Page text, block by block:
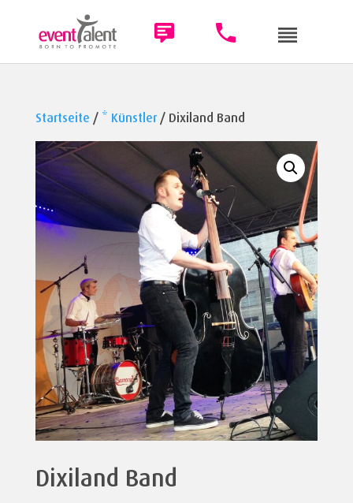
Startseite / * Künstler/ Dixiland Band
Dixiland Band